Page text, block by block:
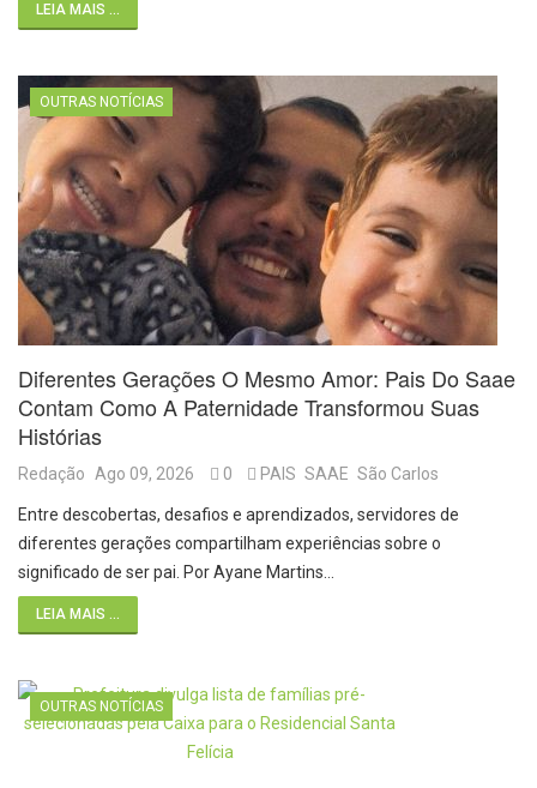
LEIA MAIS ...
OUTRAS NOTÍCIAS
Diferentes Gerações O Mesmo Amor: Pais Do Saae
Contam Como A Paternidade Transformou Suas
Histórias
Redação Ago 09, 2026 0 PAIS SAAE São Carlos
Entre descobertas, desafios e aprendizados, servidores de
diferentes gerações compartilham experiências sobre o
significado de ser pai. Por Ayane Martins…
LEIA MAIS ...
OUTRAS NOTÍCIAS